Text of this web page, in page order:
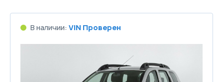
В наличии: VIN Проверен